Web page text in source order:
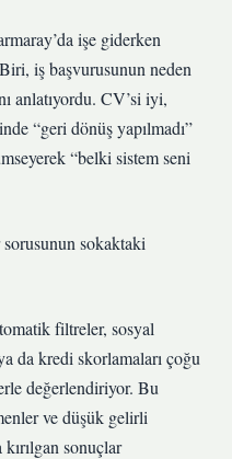
işe giderken
iş başvurusunun neden
anlatıyordu. CV’si iyi,
“geri dönüş yapılmadı”
“belki sistem seni
sokaktaki
filtreler, sosyal
da kredi skorlamaları çoğu
değerlendiriyor. Bu
ve düşük gelirli
sonuçlar